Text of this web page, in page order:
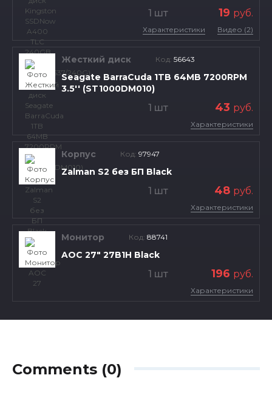
1 шт 19 руб.
Характеристики Видео (2)
Жесткий диск Код: 56643
Seagate BarraCuda 1TB 64MB 7200RPM
3.5'' (ST1000DM010)
1 шт 43 руб.
Характеристики
Корпус Код: 97947
Zalman S2 без БП Black
1 шт 48 руб.
Характеристики
Монитор Код: 88741
AOC 27" 27B1H Black
1 шт 196 руб.
Характеристики
Comments (0)